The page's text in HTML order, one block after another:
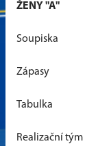
ŽENY "A"
Soupiska
Zápasy
Tabulka
Realizační tým